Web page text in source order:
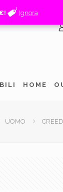
HOME
UOMO
Ignora
Ignora